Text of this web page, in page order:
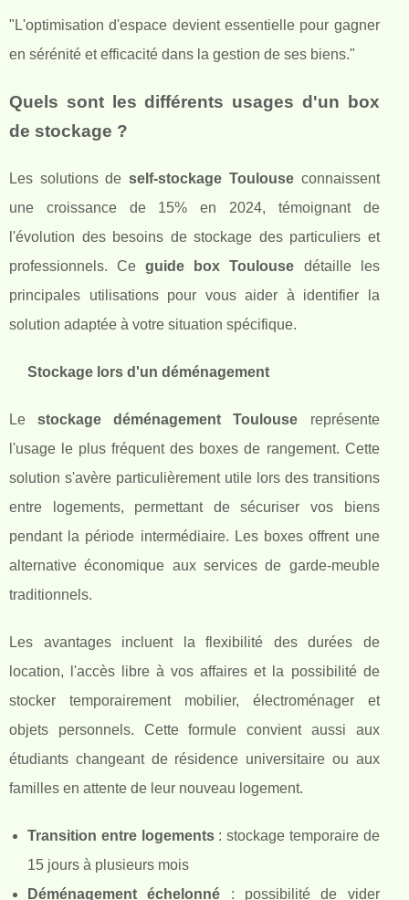
"L'optimisation d'espace devient essentielle pour gagner
en sérénité et efficacité dans la gestion de ses biens."
Quels sont les différents usages d'un box
de stockage ?
Les solutions deself-stockage Toulouseconnaissent
une croissance de 15% en 2024, témoignant de
l'évolution des besoins de stockage des particuliers et
professionnels. Ceguide box Toulouse détaille les
principales utilisations pour vous aider à identifier la
solution adaptée à votre situation spécifique.
Stockage lors d'un déménagement
Lestockage déménagement Toulouse représente
l'usage le plus fréquent des boxes de rangement. Cette
solution s'avère particulièrement utile lors des transitions
entre logements, permettant de sécuriser vos biens
pendant la période intermédiaire. Les boxes offrent une
alternative économique aux services de garde-meuble
traditionnels.
Les avantages incluent la flexibilité des durées de
location, l'accès libre à vos affaires et la possibilité de
stocker temporairement mobilier, électroménager et
objets personnels. Cette formule convient aussi aux
étudiants changeant de résidence universitaire ou aux
familles en attente de leur nouveau logement.
Transition entre logements: stockage temporaire de
15 jours à plusieurs mois
Déménagement échelonné : possibilité de vider